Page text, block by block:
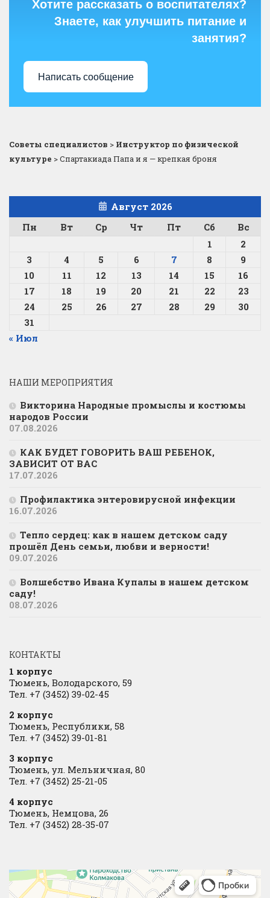
Хотите рассказать о воспитателях?
Знаете, как улучшить питание и
занятия?
Написать сообщение
Советы специалистов > Инструктор по физической
культуре >Спартакиада Папа и я — крепкая броня
Август 2026
Пн
Вт Ср Чт Пт Сб
Вс
1
2
3
4 5 6 7 8
9
10
11 12 13 14 15
16
17
18 19 20 21 22
23
24
25 26 27 28 29
30
31
« Июл
НАШИ МЕРОПРИЯТИЯ
Викторина Народные промыслы и костюмы
народов России
07.08.2026
КАК БУДЕТ ГОВОРИТЬ ВАШ РЕБЕНОК,
ЗАВИСИТ ОТ ВАС
17.07.2026
Профилактика энтеровирусной инфекции
16.07.2026
Тепло сердец: как в нашем детском саду
прошёл День семьи, любви и верности!
09.07.2026
Волшебство Ивана Купалы в нашем детском
саду!
08.07.2026
КОНТАКТЫ
1 корпус
Тюмень, Володарского, 59
Тел. +7 (3452) 39-02-45
2 корпус
Тюмень, Республики, 58
Тел. +7 (3452) 39-01-81
3 корпус
Тюмень, ул. Мельничная, 80
Тел. +7 (3452) 25-21-05
4 корпус
Тюмень, Немцова, 26
Тел. +7 (3452) 28-35-07